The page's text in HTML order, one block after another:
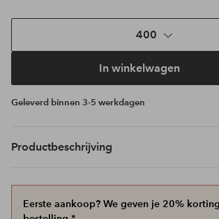
400
In winkelwagen
Geleverd binnen 3-5 werkdagen
Productbeschrijving
Eerste aankoop? We geven je 20%